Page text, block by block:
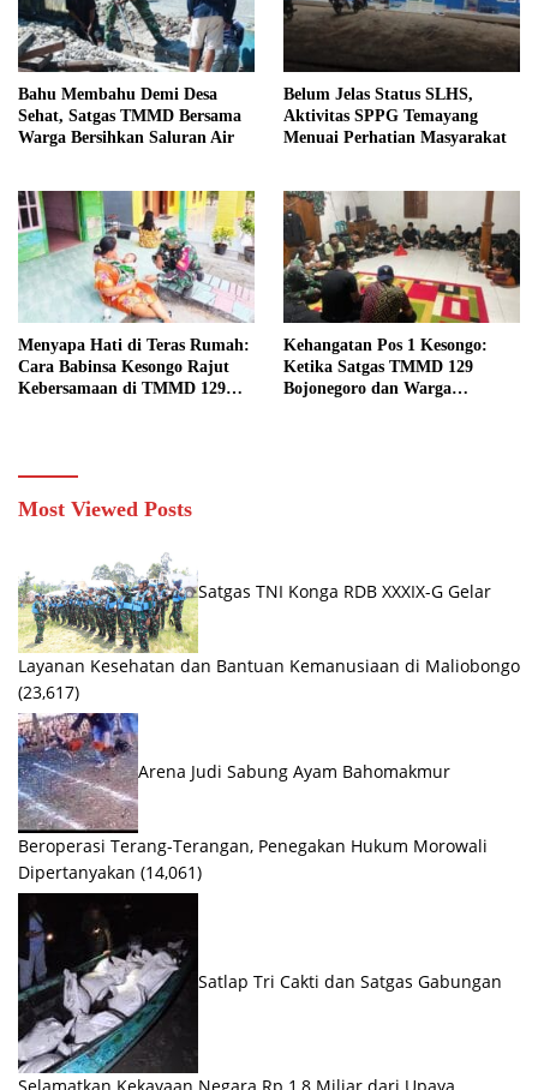
Bahu Membahu Demi Desa
Sehat, Satgas TMMD Bersama
Warga Bersihkan Saluran Air
Belum Jelas Status SLHS,
Aktivitas SPPG Temayang
Menuai Perhatian Masyarakat
Menyapa Hati di Teras Rumah:
Cara Babinsa Kesongo Rajut
Kebersamaan di TMMD 129
Kehangatan Pos 1 Kesongo:
Ketika Satgas TMMD 129
Bojonegoro dan Warga
Most Viewed Posts
Satgas TNI Konga RDB XXXIX-G Gelar
Layanan Kesehatan dan Bantuan Kemanusiaan di Maliobongo
(23,617)
Arena Judi Sabung Ayam Bahomakmur
Beroperasi Terang-Terangan, Penegakan Hukum Morowali
Dipertanyakan (14,061)
Satlap Tri Cakti dan Satgas Gabungan